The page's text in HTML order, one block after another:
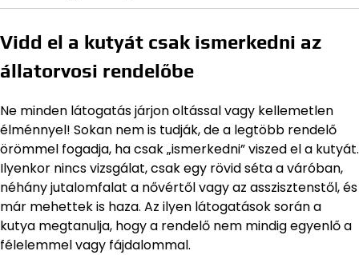
Vidd el a kutyát csak ismerkedni az
állatorvosi rendelőbe
Ne minden látogatás járjon oltással vagy kellemetlen
élménnyel! Sokan nem is tudják, de a legtöbb rendelő
örömmel fogadja, ha csak „ismerkedni” viszed el a kutyát.
Ilyenkor nincs vizsgálat, csak egy rövid séta a váróban,
néhány jutalomfalat a nővértől vagy az asszisztenstől, és
már mehettek is haza. Az ilyen látogatások során a
kutya megtanulja, hogy a rendelő nem mindig egyenlő a
félelemmel vagy fájdalommal.